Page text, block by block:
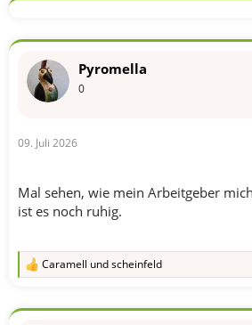
Pyromella
0
09. Juli 2026
Mal sehen, wie mein Arbeitgeber
ist es noch ruhig.
R
k
Caramell undscheinfeld